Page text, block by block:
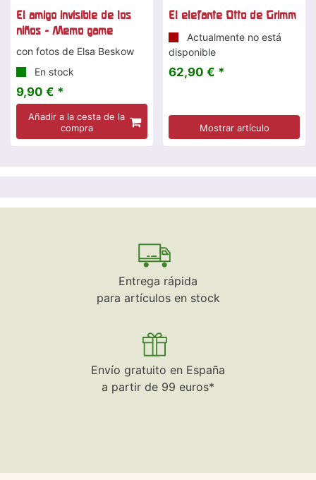
El amigo invisible de los
niños - Memo game
con fotos de Elsa Beskow
En stock
9,90 € *
Añadir a la cesta de la
compra
El elefante Otto de Grimm
Actualmente no está
disponible
62,90 € *
Mostrar artículo
Entrega rápida
para artículos en stock
Envío gratuito en España
a partir de 99 euros*